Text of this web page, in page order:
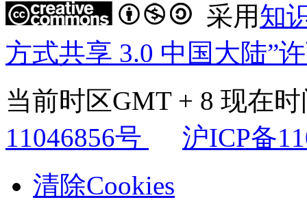
采用知
方式共享 3.0 中国大陆”
当前时区GMT + 8 现在
11046856号
沪ICP备
清除Cookies